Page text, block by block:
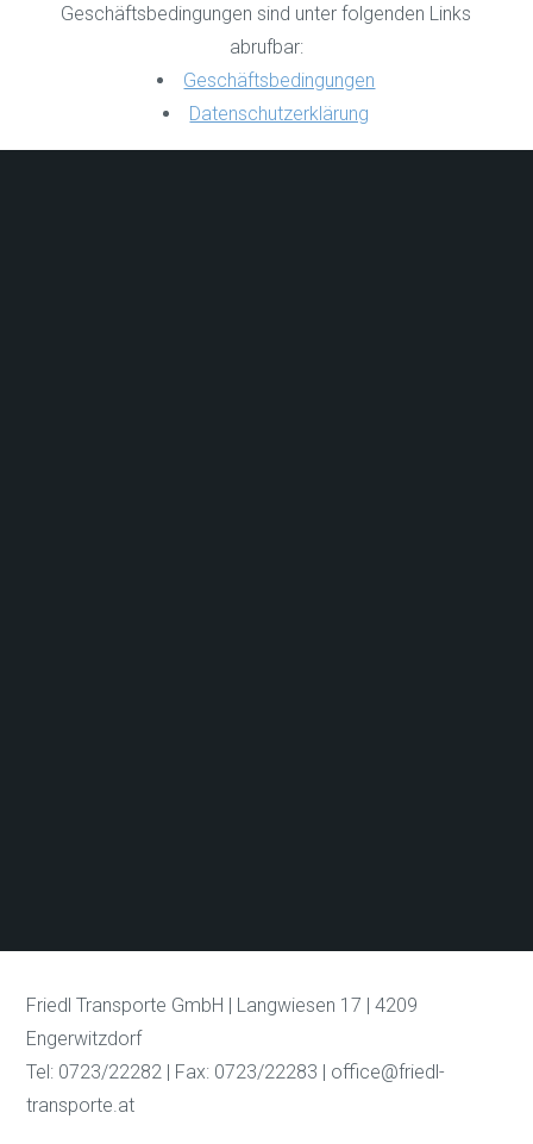
Geschäftsbedingungen sind unter folgenden Links
abrufbar:
Geschäftsbedingungen
Datenschutzerklärung
Friedl Transporte GmbH | Langwiesen 17 | 4209
Engerwitzdorf
Tel: 0723/22282 | Fax: 0723/22283 | office@friedl-
transporte.at